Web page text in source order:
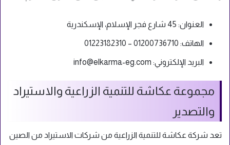
العنوان: 45 شارع فجر الإسلام، الإسكندرية
الهاتف: 01200736710 – 01223182310
البريد الإلكتروني: info@elkarma-eg.com
مجموعة عكاشة للتنمية الزراعية والاستيراد
والتصدير
تعد شركة عكاشة للتنمية الزراعية من شركات الاستيراد من الصين